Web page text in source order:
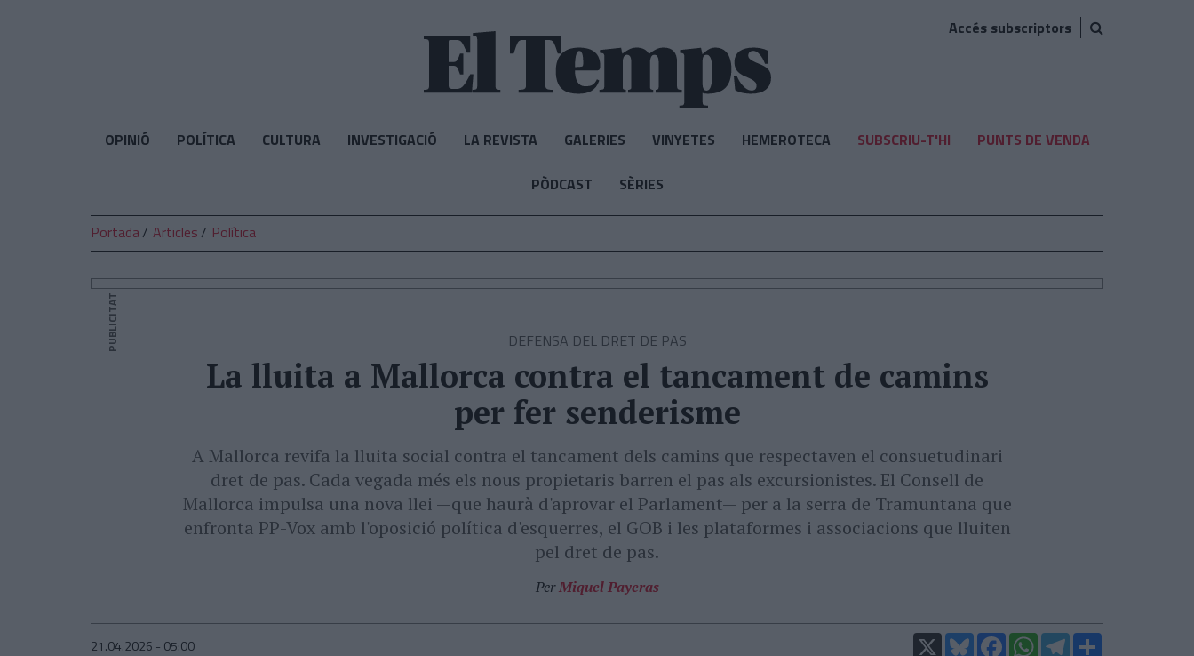
Accés subscriptors
OPINIÓ POLÍTICA CULTURA INVESTIGACIÓ LA REVISTA GALERIES VINYETES HEMEROTECA SUBSCRIU-T'HI PUNTS DE VENDA
PÒDCAST SÈRIES
Portada Articles Política
PUBLICITAT DEFENSA DEL DRET DE PAS
La lluita a Mallorca contra el tancament de camins
per fer senderisme
A Mallorca revifa la lluita social contra el tancament dels camins que respectaven el consuetudinari
dret de pas. Cada vegada més els nous propietaris barren el pas als excursionistes. El Consell de
Mallorca impulsa una nova llei —que haurà d'aprovar el Parlament— per a la serra de Tramuntana que
enfronta PP-Vox amb l'oposició política d'esquerres, el GOB i les plataformes i associacions que lluiten
pel dret de pas.
PerMiquel Payeras
21.04.2026 - 05:00 X BlueskyFacebookWhatsAppTelegram